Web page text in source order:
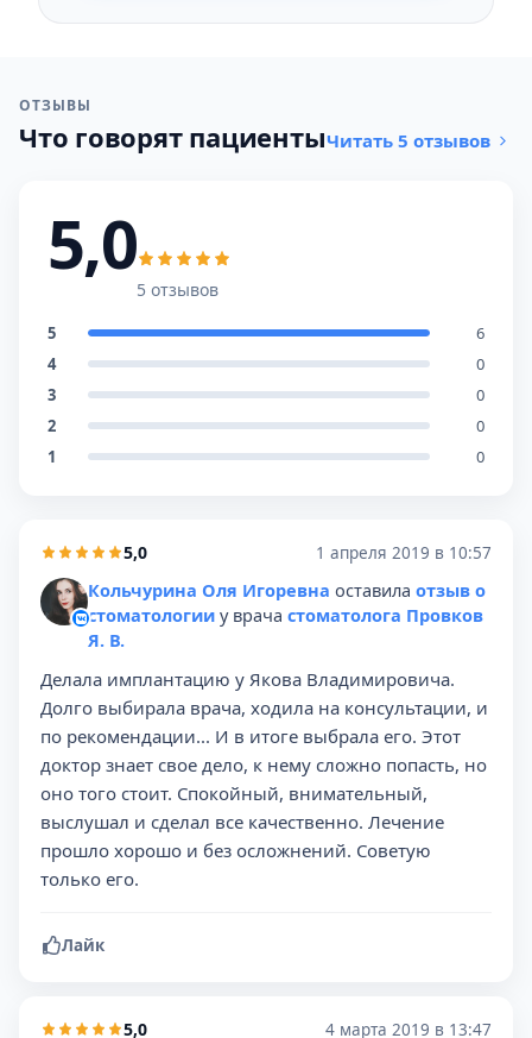
ОТЗЫВЫ
Что говорят пациентыЧитать 5 отзывов
5,0
5 отзывов
5
6
4
0
3
0
2
0
1
0
5,0 1 апреля 2019 в 10:57
Кольчурина Оля Игоревна оставила отзыв о
стоматологии у врача стоматолога Провков
Я. В.
Делала имплантацию у Якова Владимировича.
Долго выбирала врача, ходила на консультации, и
по рекомендации... И в итоге выбрала его. Этот
доктор знает свое дело, к нему сложно попасть, но
оно того стоит. Спокойный, внимательный,
выслушал и сделал все качественно. Лечение
прошло хорошо и без осложнений. Советую
только его.
Лайк
5,0 4 марта 2019 в 13:47